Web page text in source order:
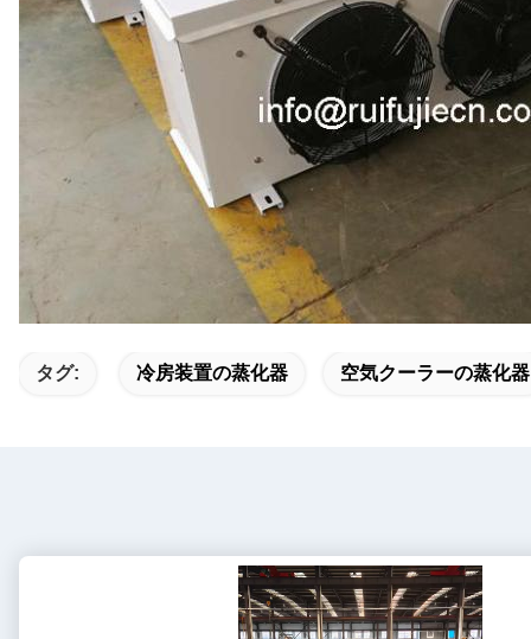
タグ: 冷房装置の蒸化器 空気クーラーの蒸化器